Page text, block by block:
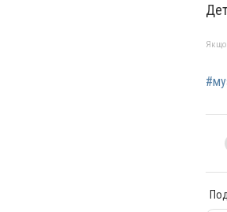
Якщо